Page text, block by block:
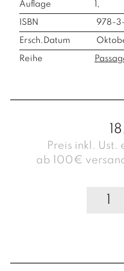
Auflage 1,
ISBN 978-
Ersch.Datum
Reihe
Preis inkl. Ust.
ab 100€
n